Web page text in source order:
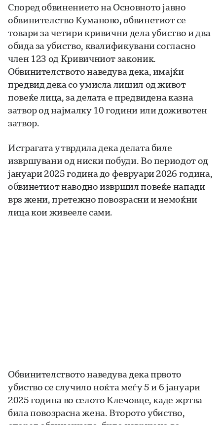
Според обвинението на Основното јавно
обвинителство Куманово, обвинетиот се
товари за четири кривични дела убиство и два
обида за убиство, квалификувани согласно
член 123 од Кривичниот законик.
Обвинителството наведува дека, имајќи
предвид дека со умисла лишил од живот
повеќе лица, за делата е предвидена казна
затвор од најмалку 10 години или доживотен
затвор.
Истрагата утврдила дека делата биле
извршувани од ниски побуди. Во периодот од
јануари 2025 година до февруари 2026 година,
обвинетиот наводно извршил повеќе напади
врз жени, претежно повозрасни и немоќни
лица кои живееле сами.
Обвинителството наведува дека првото
убиство се случило ноќта меѓу 5 и 6 јануари
2025 година во селото Клечовце, каде жртва
била повозрасна жена. Второто убиство,